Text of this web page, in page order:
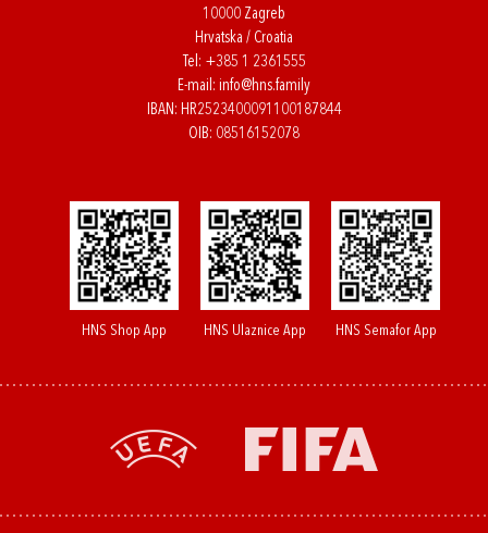
10000 Zagreb
Hrvatska / Croatia
Tel: +385 1 2361555
E-mail: info@hns.family
IBAN: HR2523400091100187844
OIB: 08516152078
HNS Shop App HNS Ulaznice App HNS Semafor App